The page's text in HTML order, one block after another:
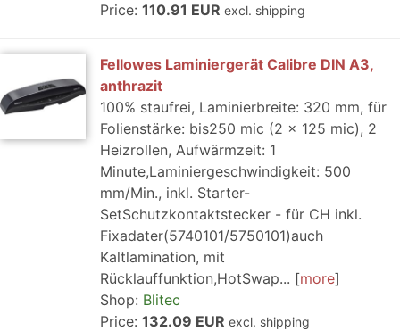
Price: 110.91 EUR excl. shipping
Fellowes Laminiergerät Calibre DIN A3,
anthrazit
100% staufrei, Laminierbreite: 320 mm, für
Folienstärke: bis250 mic (2 x 125 mic), 2
Heizrollen, Aufwärmzeit: 1
Minute,Laminiergeschwindigkeit: 500
mm/Min., inkl. Starter-
SetSchutzkontaktstecker - für CH inkl.
Fixadater(5740101/5750101)auch
Kaltlamination, mit
Rücklauffunktion,HotSwap...
more
Shop: Blitec
Price: 132.09 EUR excl. shipping